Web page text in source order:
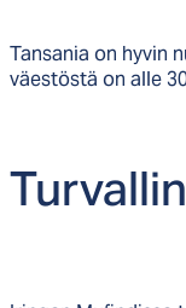
Tansania on hyvin
väestöstä on alle